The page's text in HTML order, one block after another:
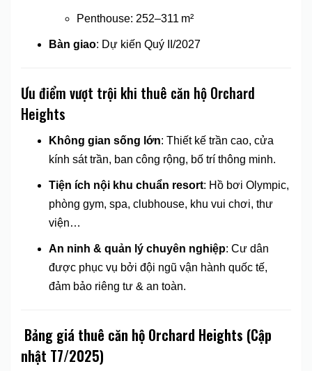
Penthouse: 252–311 m²
Bàn giao: Dự kiến Quý II/2027
Ưu điểm vượt trội khi thuê căn hộ Orchard
Heights
Không gian sống lớn: Thiết kế trần cao, cửa
kính sát trần, ban công rộng, bố trí thông minh.
Tiện ích nội khu chuẩn resort: Hồ bơi Olympic,
phòng gym, spa, clubhouse, khu vui chơi, thư
viện…
An ninh & quản lý chuyên nghiệp: Cư dân
được phục vụ bởi đội ngũ vận hành quốc tế,
đảm bảo riêng tư & an toàn.
Bảng giá thuê căn hộ Orchard Heights (Cập
nhật T7/2025)